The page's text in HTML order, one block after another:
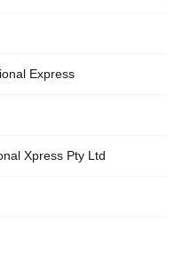
Express
Xpress Pty Ltd